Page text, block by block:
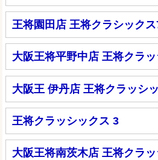
王将園田店 王将クラシック
大阪王将平野中店 王将クラ
大阪王 伊丹店 王将クラッシ
王将クラッシックス 3
大阪王将南茨木店 王将クラ